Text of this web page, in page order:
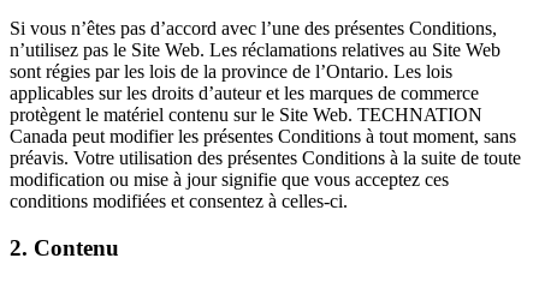
Si vous n’êtes pas d’accord avec l’une des présentes Conditions,
n’utilisez pas le Site Web. Les réclamations relatives au Site Web
sont régies par les lois de la province de l’Ontario. Les lois
applicables sur les droits d’auteur et les marques de commerce
protègent le matériel contenu sur le Site Web. TECHNATION
Canada peut modifier les présentes Conditions à tout moment, sans
préavis. Votre utilisation des présentes Conditions à la suite de toute
modification ou mise à jour signifie que vous acceptez ces
conditions modifiées et consentez à celles-ci.
2. Contenu